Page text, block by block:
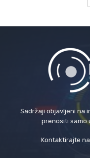
Sadržaji objavljeni na
prenositi samo
Kontaktirajte